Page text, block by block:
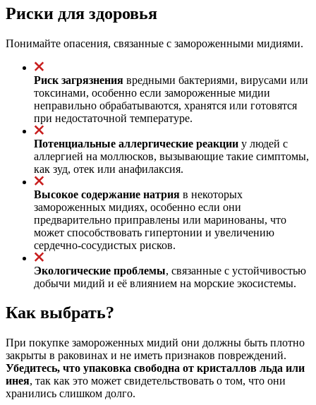
Риски для здоровья
Понимайте опасения, связанные с замороженными мидиями.
Риск загрязнения вредными бактериями, вирусами или
токсинами, особенно если замороженные мидии
неправильно обрабатываются, хранятся или готовятся
при недостаточной температуре.
Потенциальные аллергические реакции у людей с
аллергией на моллюсков, вызывающие такие симптомы,
как зуд, отек или анафилаксия.
Высокое содержание натрия в некоторых
замороженных мидиях, особенно если они
предварительно приправлены или маринованы, что
может способствовать гипертонии и увеличению
сердечно-сосудистых рисков.
Экологические проблемы, связанные с устойчивостью
добычи мидий и её влиянием на морские экосистемы.
Как выбрать?
При покупке замороженных мидий они должны быть плотно
закрыты в раковинах и не иметь признаков повреждений.
Убедитесь, что упаковка свободна от кристаллов льда или
инея, так как это может свидетельствовать о том, что они
хранились слишком долго.